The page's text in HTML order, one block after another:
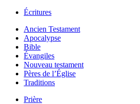
Écritures
Ancien Testament
Apocalypse
Bible
Évangiles
Nouveau testament
Pères de l’Église
Traditions
Prière